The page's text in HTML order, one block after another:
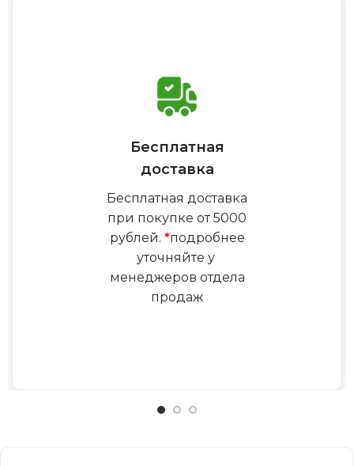
Бесплатная
доставка
Бесплатная доставка
при покупке от 5000
рублей. *подробнее
уточняйте у
менеджеров отдела
продаж